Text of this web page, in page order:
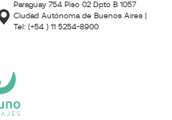
Paraguay 754 Piso 02 Dpto B 1057
Ciudad Autónoma de Buenos Aires |
Tel: (+54 ) 11 5254-8900